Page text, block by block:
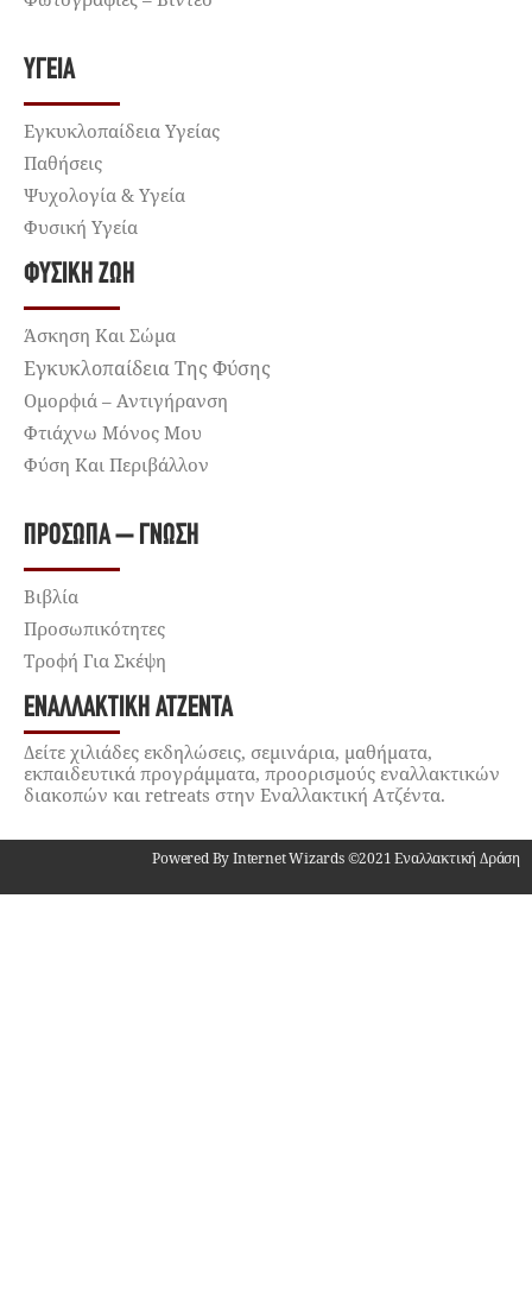
ΥΓΕΊΑ
Εγκυκλοπαίδεια Υγείας
Παθήσεις
Ψυχολογία & Υγεία
Φυσική Υγεία
ΦΥΣΙΚΉ ΖΩΉ
Άσκηση Και Σώμα
Εγκυκλοπαίδεια Της Φύσης
Ομορφιά – Αντιγήρανση
Φτιάχνω Μόνος Μου
Φύση Και Περιβάλλον
ΠΡΌΣΩΠΑ – ΓΝΏΣΗ
Βιβλία
Προσωπικότητες
Τροφή Για Σκέψη
ΕΝΑΛΛΑΚΤΙΚΉ ΑΤΖΈΝΤΑ
Δείτε χιλιάδες εκδηλώσεις, σεμινάρια, μαθήματα,
εκπαιδευτικά προγράμματα, προορισμούς εναλλακτικών
διακοπών και retreats στην Εναλλακτική Ατζέντα.
Powered By Internet Wizards ©2021 Εναλλακτική Δράση